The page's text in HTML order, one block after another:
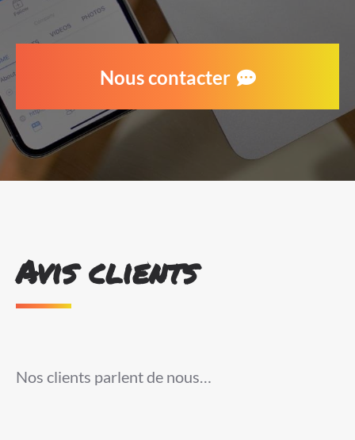
Nous contacter
Avis clients
Nos clients parlent de nous…